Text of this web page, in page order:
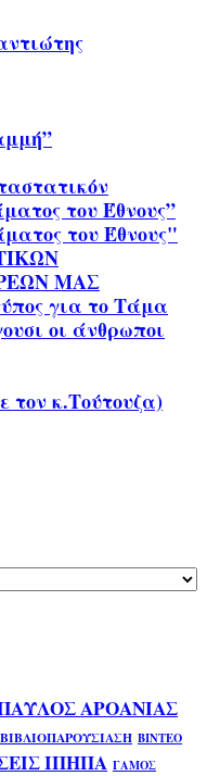
του Έθνους”
του Έθνους"
ΜΑΣ
για το Τάμα
οι άνθρωποι
τον κ.Τούτουζα)
ΑΡΟΑΝΙΑΣ
ΒΙΒΛΙΟΠΑΡΟΥΣΙΑΣΗ ΒΙΝΤΕΟ
ΙΠΗΠΑ ΓΑΜΟΣ